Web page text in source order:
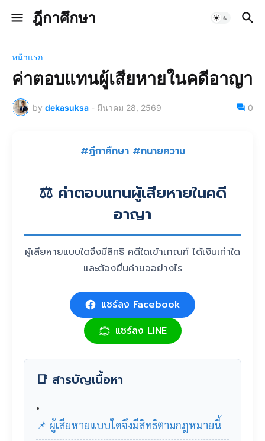
ฎีกาศึกษา
หน้าแรก
ค่าตอบแทนผู้เสียหายในคดีอาญา
by dekasuksa - มีนาคม 28, 2569 0
#ฎีกาศึกษา #ทนายความ
⚖️ ค่าตอบแทนผู้เสียหายในคดี
อาญา
ผู้เสียหายแบบใดจึงมีสิทธิ คดีใดเข้าเกณฑ์ ได้เงินเท่าใด
และต้องยื่นคำขออย่างไร
แชร์ลง Facebook
แชร์ลง LINE
📑 สารบัญเนื้อหา
📌 ผู้เสียหายแบบใดจึงมีสิทธิตามกฎหมายนี้